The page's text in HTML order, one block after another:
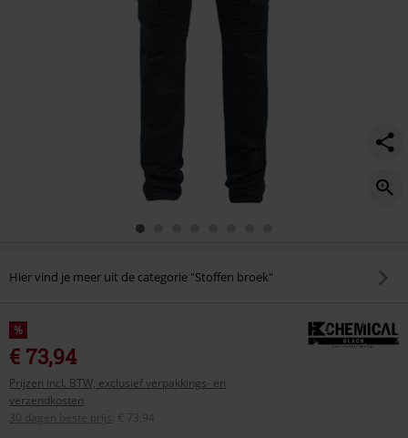
Hier vind je meer uit de categorie "Stoffen broek"
%
€ 73,94
Prijzen incl. BTW, exclusief verpakkings- en
verzendkosten
30 dagen beste prijs
€ 73,94